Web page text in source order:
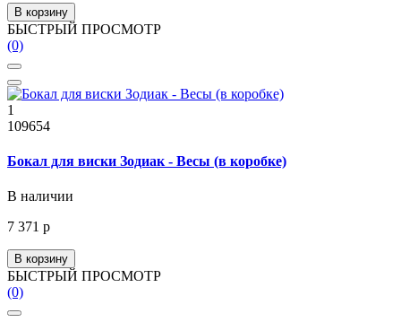
В корзину
БЫСТРЫЙ ПРОСМОТР
(0)
1
109654
Бокал для виски Зодиак - Весы (в коробке)
В наличии
7 371 р
В корзину
БЫСТРЫЙ ПРОСМОТР
(0)